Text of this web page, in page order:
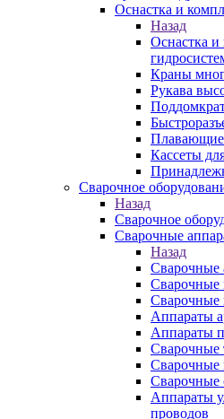
Оснастка и
Назад
Оснастка
Краны
Рукава
Кассеты
Сварочное
Назад
Сварочное
Сварочные
Назад
Сварочные
Сварочные
Сварочные
Аппараты
Аппараты
Сварочные
Сварочные
Сварочные
Аппараты
проводов